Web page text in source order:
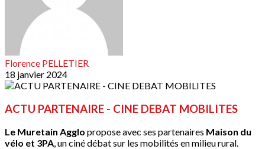
Florence PELLETIER
18 janvier 2024
ACTU PARTENAIRE - CINE DEBAT MOBILITES
Le Muretain Agglo propose avec ses partenaires Maison du
vélo et 3PA, un ciné débat sur les mobilités en milieu rural.